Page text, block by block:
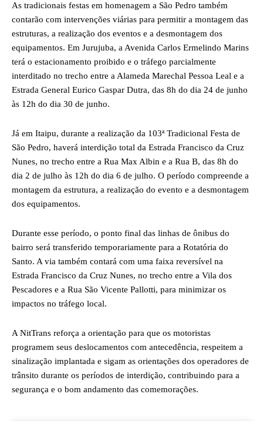
As tradicionais festas em homenagem a São Pedro também
contarão com intervenções viárias para permitir a montagem das
estruturas, a realização dos eventos e a desmontagem dos
equipamentos. Em Jurujuba, a Avenida Carlos Ermelindo Marins
terá o estacionamento proibido e o tráfego parcialmente
interditado no trecho entre a Alameda Marechal Pessoa Leal e a
Estrada General Eurico Gaspar Dutra, das 8h do dia 24 de junho
às 12h do dia 30 de junho.
Já em Itaipu, durante a realização da 103ª Tradicional Festa de
São Pedro, haverá interdição total da Estrada Francisco da Cruz
Nunes, no trecho entre a Rua Max Albin e a Rua B, das 8h do
dia 2 de julho às 12h do dia 6 de julho. O período compreende a
montagem da estrutura, a realização do evento e a desmontagem
dos equipamentos.
Durante esse período, o ponto final das linhas de ônibus do
bairro será transferido temporariamente para a Rotatória do
Santo. A via também contará com uma faixa reversível na
Estrada Francisco da Cruz Nunes, no trecho entre a Vila dos
Pescadores e a Rua São Vicente Pallotti, para minimizar os
impactos no tráfego local.
A NitTrans reforça a orientação para que os motoristas
programem seus deslocamentos com antecedência, respeitem a
sinalização implantada e sigam as orientações dos operadores de
trânsito durante os períodos de interdição, contribuindo para a
segurança e o bom andamento das comemorações.